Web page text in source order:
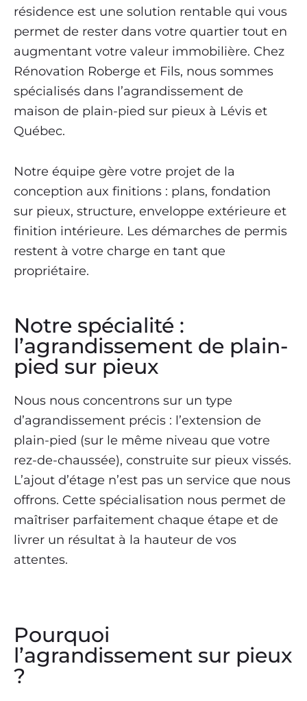
résidence est une solution rentable qui vous
permet de rester dans votre quartier tout en
augmentant votre valeur immobilière. Chez
Rénovation Roberge et Fils, nous sommes
spécialisés dans l’agrandissement de
maison de plain-pied sur pieux à Lévis et
Québec.
Notre équipe gère votre projet de la
conception aux finitions : plans, fondation
sur pieux, structure, enveloppe extérieure et
finition intérieure. Les démarches de permis
restent à votre charge en tant que
propriétaire.
Notre spécialité :
l’agrandissement de plain-
pied sur pieux
Nous nous concentrons sur un type
d’agrandissement précis : l’extension de
plain-pied (sur le même niveau que votre
rez-de-chaussée), construite sur pieux vissés.
L’ajout d’étage n’est pas un service que nous
offrons. Cette spécialisation nous permet de
maîtriser parfaitement chaque étape et de
livrer un résultat à la hauteur de vos
attentes.
Pourquoi
l’agrandissement sur pieux
?